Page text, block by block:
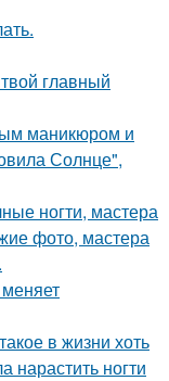
главный
маникюром и
Солнце",
ногти, мастера
фото, мастера
в жизни хоть
нарастить ногти